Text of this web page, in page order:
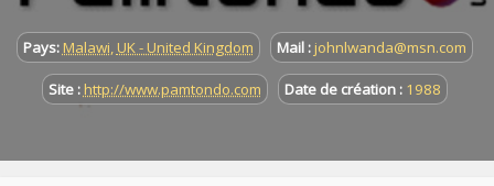
Pays: Malawi, UK - United Kingdom Mail : johnlwanda@msn.com
Site : http://www.pamtondo.com Date de création : 1988